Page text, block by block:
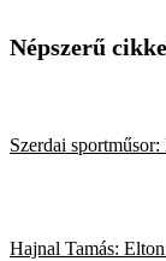
Népszerű
Szerdai
Hajnal Tamás: